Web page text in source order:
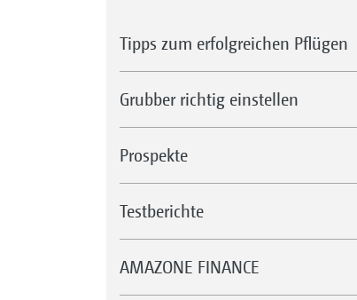
Tipps zum erfolgreichen Pflügen
Grubber richtig einstellen
Prospekte
Testberichte
AMAZONE FINANCE